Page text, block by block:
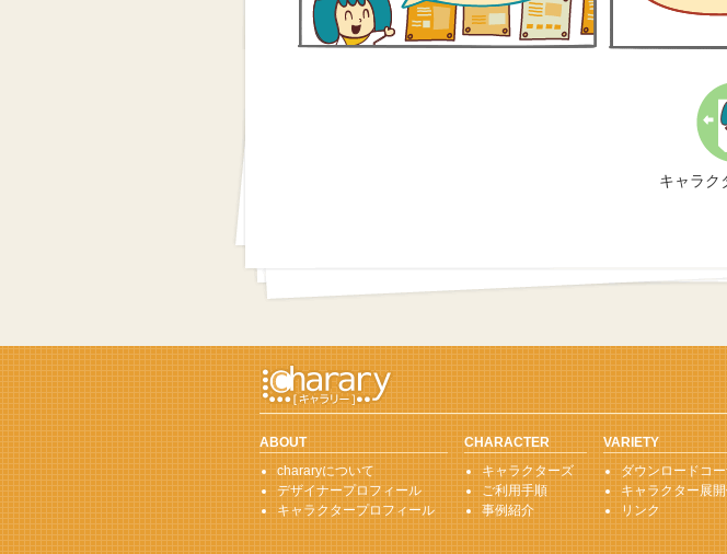
キャラク
ABOUT
chararyについて
デザイナープロフィール
キャラクタープロフィール
CHARACTER
キャラクターズ
ご利用手順
事例紹介
VARIETY
ダウンロードコ
キャラクター展
リンク